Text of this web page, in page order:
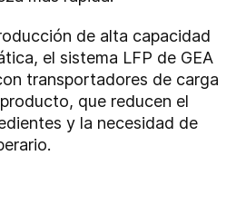
de alta capacidad
el sistema LFP de GEA
transportadores de carga
que reducen el
y la necesidad de